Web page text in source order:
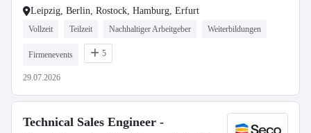
Leipzig, Berlin, Rostock, Hamburg, Erfurt
Vollzeit Teilzeit Nachhaltiger Arbeitgeber Weiterbildungen
Firmenevents 5
29.07.2026
Technical Sales Engineer -